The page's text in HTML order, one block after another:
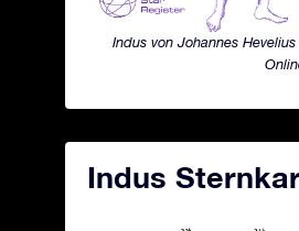
Indus von Johannes
Indus